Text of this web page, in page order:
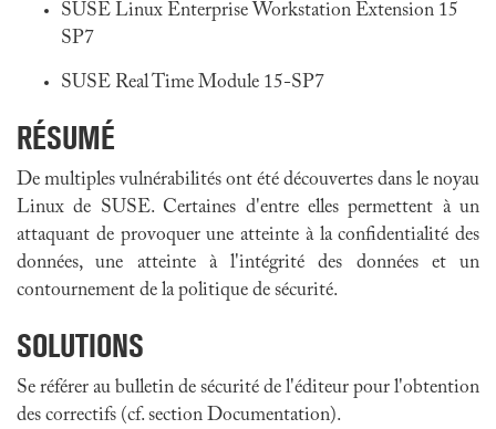
SUSE Linux Enterprise Workstation Extension 15
SP7
SUSE Real Time Module 15-SP7
RÉSUMÉ
De multiples vulnérabilités ont été découvertes dans le noyau
Linux de SUSE. Certaines d'entre elles permettent à un
attaquant de provoquer une atteinte à la confidentialité des
données, une atteinte à l'intégrité des données et un
contournement de la politique de sécurité.
SOLUTIONS
Se référer au bulletin de sécurité de l'éditeur pour l'obtention
des correctifs (cf. section Documentation).